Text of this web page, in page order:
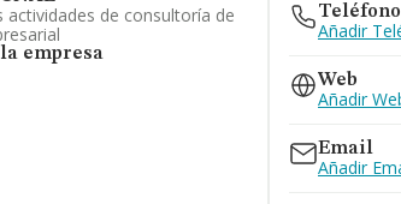
actividades de consultoría de
empresa
Teléfono
Añadir
Web
Añadir
Email
Añadir